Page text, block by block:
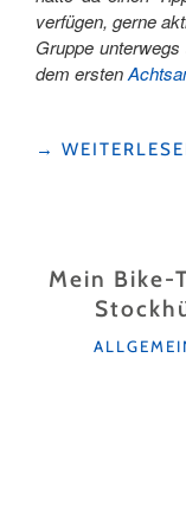
verfügen, gerne
Gruppe
dem ersten
"RASTSTÄTTEN
→
Mein Bike-